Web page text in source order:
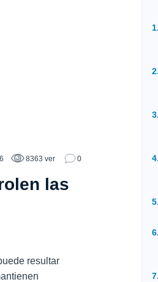
8363 ver 0
las
resultar